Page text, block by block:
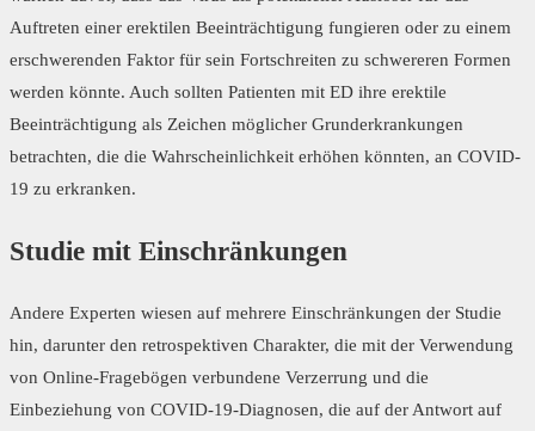
Auftreten einer erektilen Beeinträchtigung fungieren oder zu einem
erschwerenden Faktor für sein Fortschreiten zu schwereren Formen
werden könnte. Auch sollten Patienten mit ED ihre erektile
Beeinträchtigung als Zeichen möglicher Grunderkrankungen
betrachten, die die Wahrscheinlichkeit erhöhen könnten, an COVID-
19 zu erkranken.
Studie mit Einschränkungen
Andere Experten wiesen auf mehrere Einschränkungen der Studie
hin, darunter den retrospektiven Charakter, die mit der Verwendung
von Online-Fragebögen verbundene Verzerrung und die
Einbeziehung von COVID-19-Diagnosen, die auf der Antwort auf